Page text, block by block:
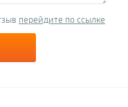
перейдите по ссылке